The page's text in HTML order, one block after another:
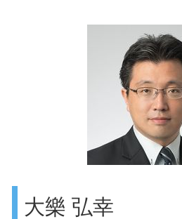
相続税 申告期限 過ぎた
顧問税理士 メリット
法人成り メリット
決算申告書 法人
ものづくり補助金 条件
顧問税理士 確定申告
世田谷区 顧問税理士
渋谷区 創業支援
法人の設立 渋谷区
世田谷区 資金繰り対策
目黒区 助成金申請
顧問税理士 品川区
相続対策 品川区
大樂 弘幸